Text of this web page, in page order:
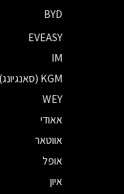
BYD
EVEASY
IM
KGM (סאנגיונג)
WEY
אאודי
אווטאר
אופל
איון